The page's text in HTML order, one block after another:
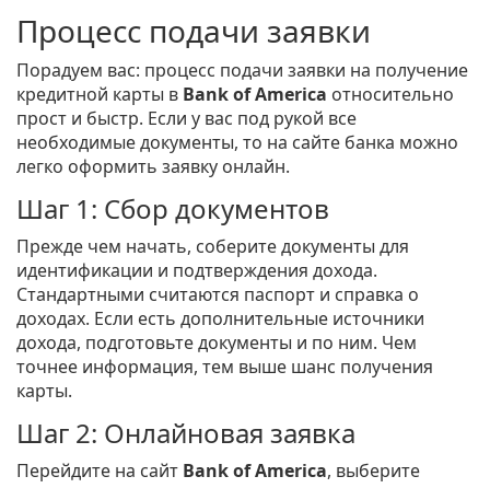
Процесс подачи заявки
Порадуем вас: процесс подачи заявки на получение
кредитной карты в Bank of America относительно
прост и быстр. Если у вас под рукой все
необходимые документы, то на сайте банка можно
легко оформить заявку онлайн.
Шаг 1: Сбор документов
Прежде чем начать, соберите документы для
идентификации и подтверждения дохода.
Стандартными считаются паспорт и справка о
доходах. Если есть дополнительные источники
дохода, подготовьте документы и по ним. Чем
точнее информация, тем выше шанс получения
карты.
Шаг 2: Онлайновая заявка
Перейдите на сайт Bank of America, выберите